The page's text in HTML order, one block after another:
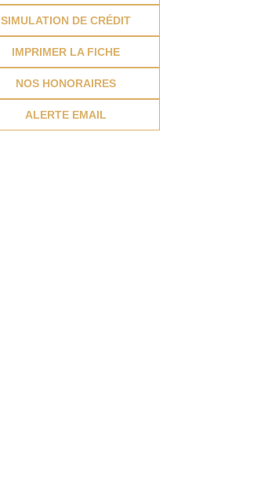
SIMULATION DE CRÉDIT
IMPRIMER LA FICHE
NOS HONORAIRES
ALERTE EMAIL